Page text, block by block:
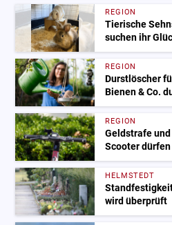
REGION
Tierische
suchen ihr
REGION
Durstlöscher
Bienen & Co.
REGION
Geldstrafe
Scooter
HELMSTEDT
wird überprüft